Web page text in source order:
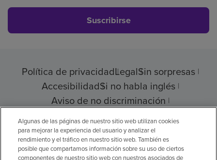
Suscribirse
Política de privacidadLegalSin sorpresas
AccesibilidadSi no habla inglés
Aviso de no discriminación
Cumplimiento de los proveedores
Algunas de las páginas de nuestro sitio web utilizan cookies
para mejorar la experiencia del usuario y analizar el
rendimiento y el tráfico en nuestro sitio web. También es
posible que compartamos información sobre su uso de ciertos
componentes de nuestro sitio web con nuestros asociados de